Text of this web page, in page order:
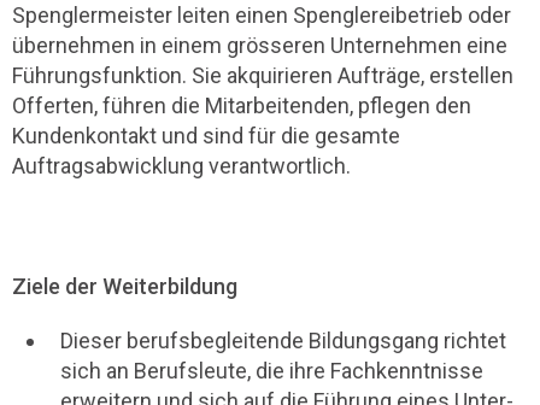
Spenglermeister leiten einen Spenglereibetrieb oder
übernehmen in einem grösseren Unternehmen eine
Führungsfunktion. Sie akquirieren Aufträge, erstellen
Offerten, führen die Mitarbeitenden, pflegen den
Kundenkontakt und sind für die gesamte
Auftragsabwicklung verantwortlich.
Ziele der Weiterbildung
Dieser berufsbegleitende Bildungsgang richtet
sich an Berufsleute, die ihre Fachkenntnisse